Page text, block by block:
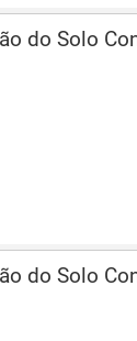
do Solo
do Solo